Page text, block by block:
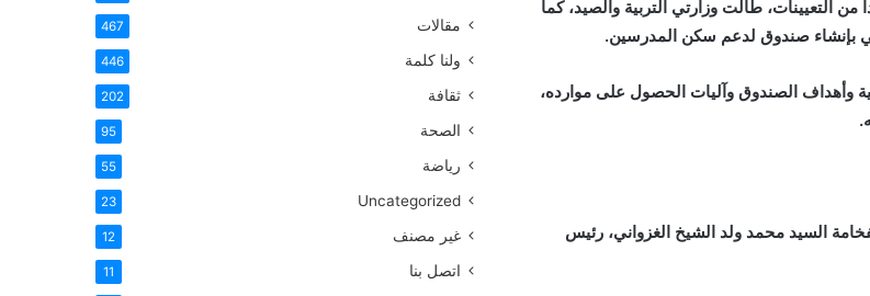
التعيينات، طالت وزارتي التربية والصيد، كما
بإنشاء صندوق لدعم سكن المدرسين.
وأهداف الصندوق وآليات الحصول على موارده،
2025، تحت رئاسة صاحب الفخامة السيد محمد ولد الشيخ الغزواني، رئيس
مقالات 467
ولنا كلمة 446
ثقافة 202
الصحة 95
رياضة 55
Uncategorized
23
غير مصنف 12
اتصل بنا 11